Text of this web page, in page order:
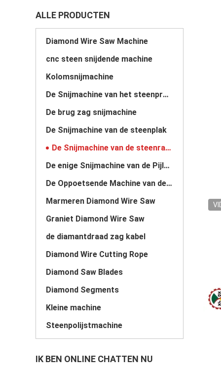
ALLE PRODUCTEN
Diamond Wire Saw Machine
cnc steen snijdende machine
Kolomsnijmachine
De Snijmachine van het steenprofiel
De brug zag snijmachine
De Snijmachine van de steenplak
De Snijmachine van de steenrand
De enige Snijmachine van de Pijlersteen
De Oppoetsende Machine van de steenplak
Marmeren Diamond Wire Saw
Graniet Diamond Wire Saw
de diamantdraad zag kabel
Diamond Wire Cutting Rope
Diamond Saw Blades
Diamond Segments
Kleine machine
Steenpolijstmachine
IK BEN ONLINE CHATTEN NU